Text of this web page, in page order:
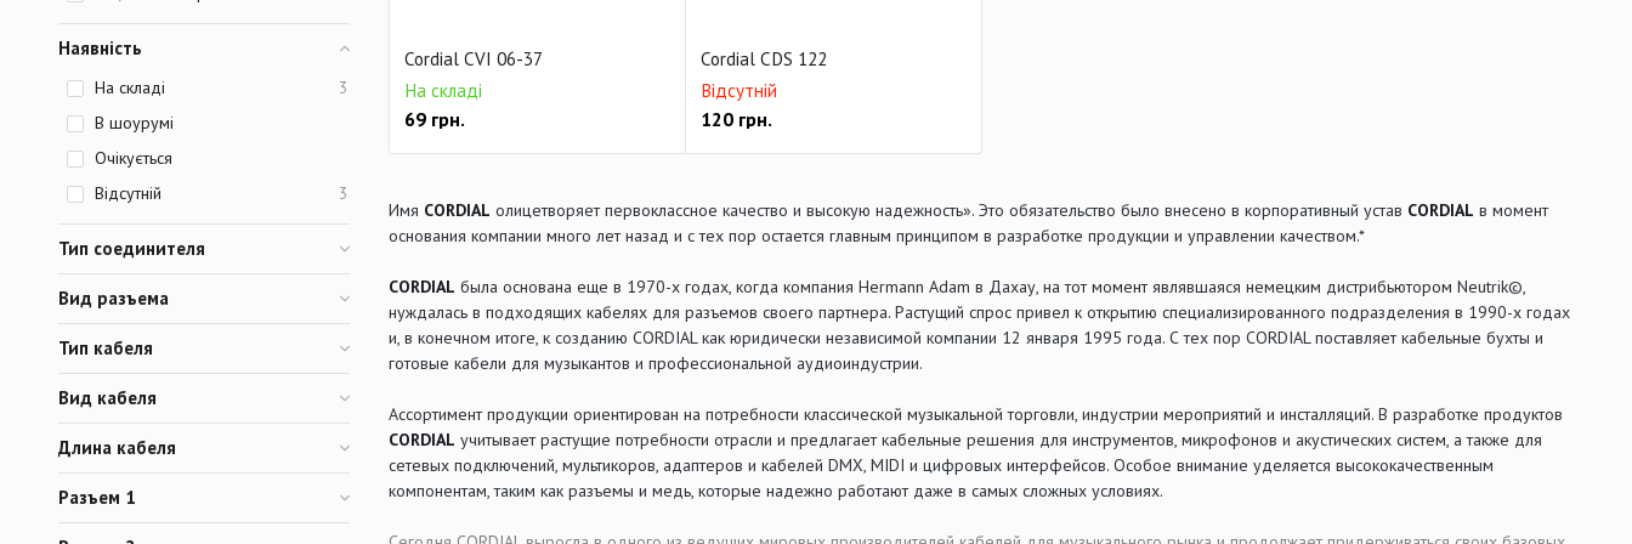
Cordial CVI 06-37
На складі
69 грн.
Cordial CDS 122
Відсутній
120грн.
Имя CORDIAL олицетворяет первоклассное качество и высокую надежность». Это обязательство было внесено в корпоративный устав CORDIAL в момент
основания компании много лет назад и с тех пор остается главным принципом в разработке продукции и управлении качеством.*
CORDIAL была основана еще в 1970-х годах, когда компания Hermann Adam в Дахау, на тот момент являвшаяся немецким дистрибьютором Neutrik©,
нуждалась в подходящих кабелях для разъемов своего партнера. Растущий спрос привел к открытию специализированного подразделения в 1990-х годах
и, в конечном итоге, к созданию CORDIAL как юридически независимой компании 12 января 1995 года. С тех пор CORDIAL поставляет кабельные бухты и
готовые кабели для музыкантов и профессиональной аудиоиндустрии.
Ассортимент продукции ориентирован на потребности классической музыкальной торговли, индустрии мероприятий и инсталляций. В разработке продуктов
CORDIAL учитывает растущие потребности отрасли и предлагает кабельные решения для инструментов, микрофонов и акустических систем, а также для
сетевых подключений, мультикоров, адаптеров и кабелей DMX, MIDI и цифровых интерфейсов. Особое внимание уделяется высококачественным
компонентам, таким как разъемы и медь, которые надежно работают даже в самых сложных условиях.
Наявність
На складі 3
В шоурумі
Очікується
Відсутній
3
Тип соединителя
Вид разъема
Тип кабеля
Вид кабеля
Длина кабеля
Разъем 1